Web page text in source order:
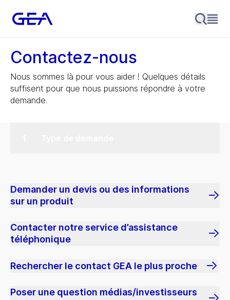
Contactez-nous
Nous sommes là pour vous aider ! Quelques détails
suffisent pour que nous puissions répondre à votre
demande.
Demander un devis ou des informations
sur un produit
Contacter notre service d’assistance
téléphonique
Rechercher le contact GEA le plus proche
Poser une question médias/investisseurs